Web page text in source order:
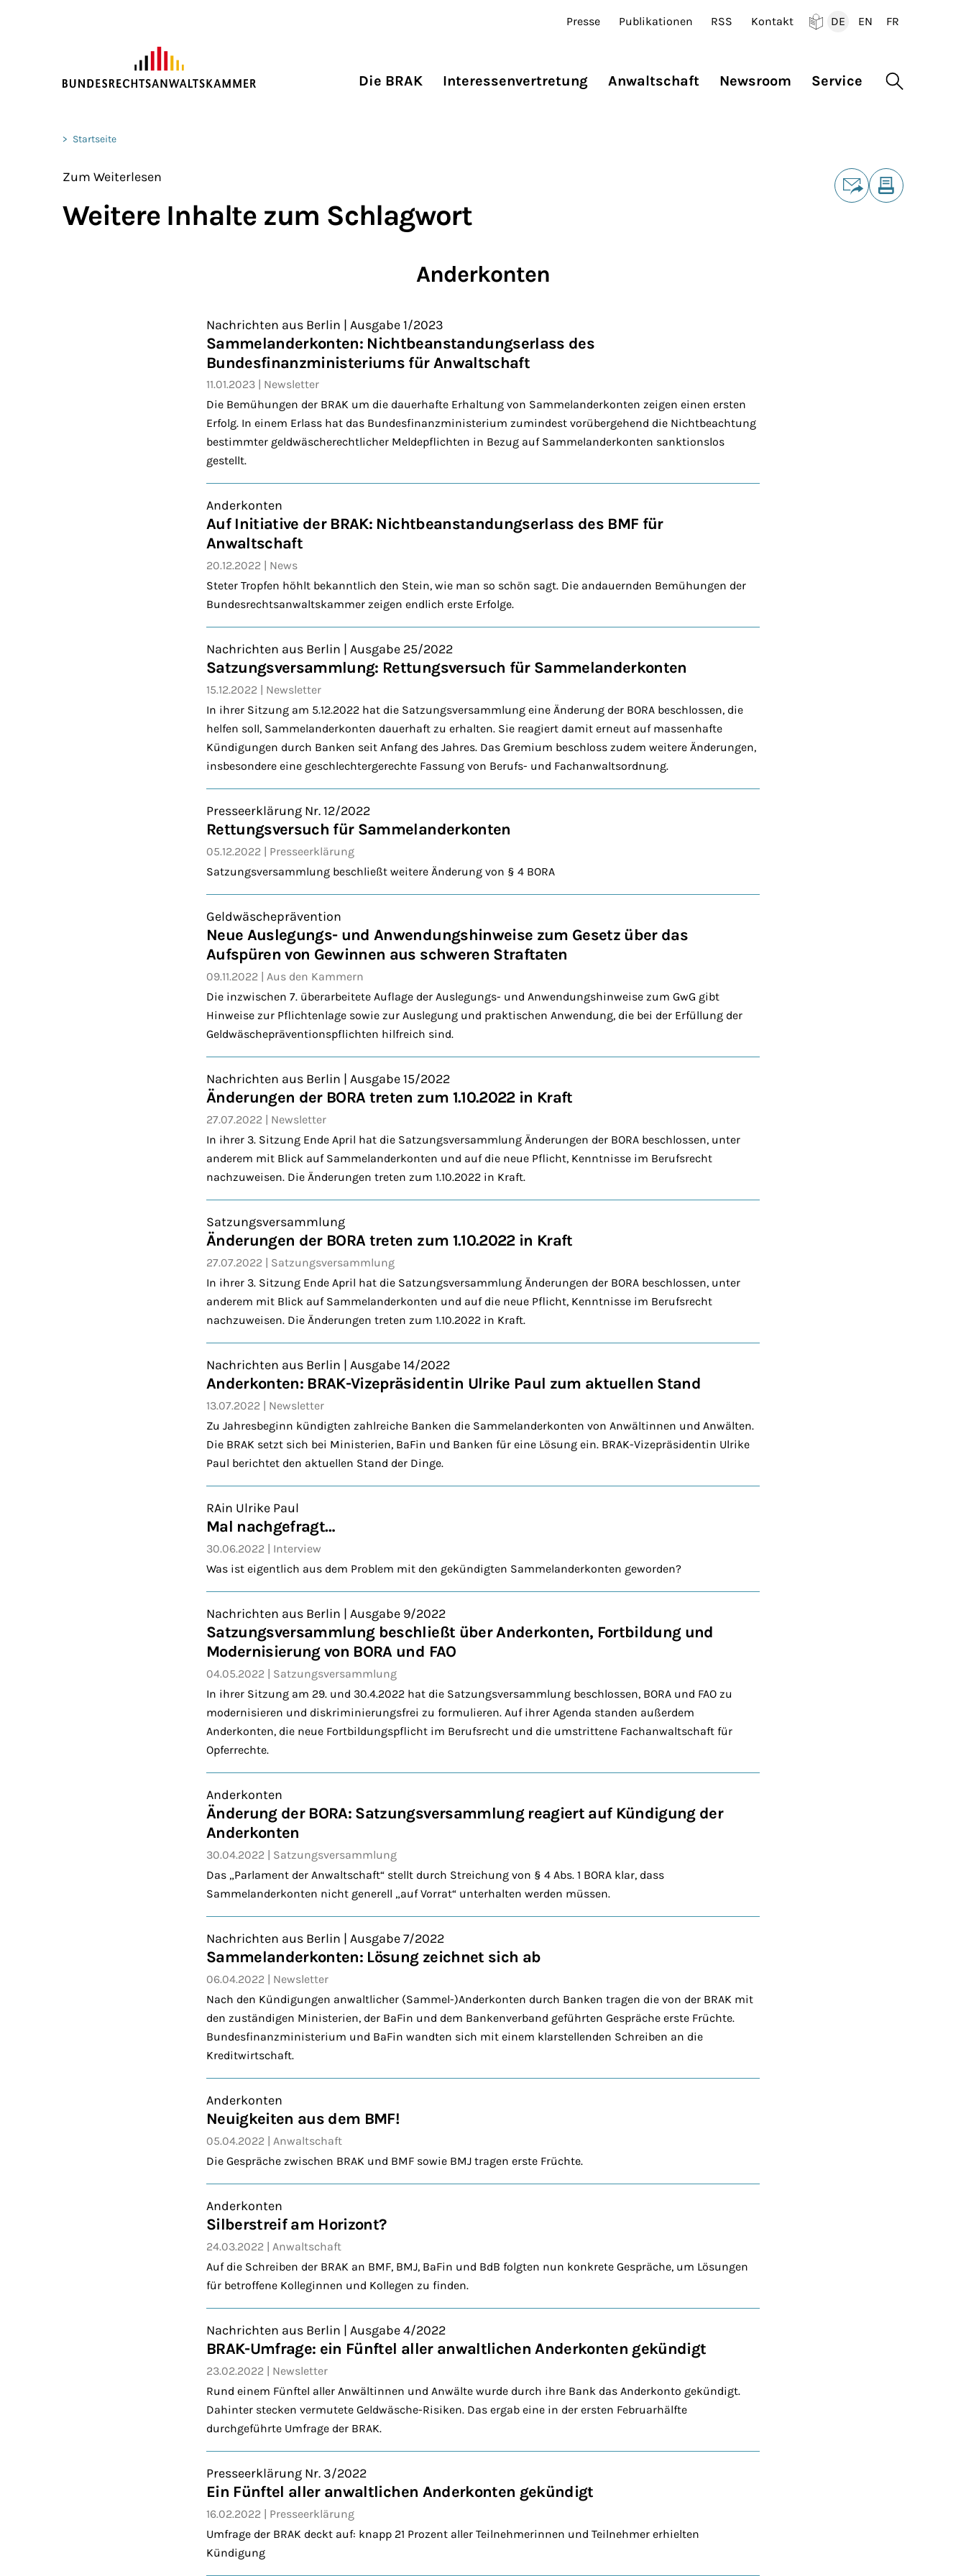
Presse Publikationen RSS Kontakt
DE
EN
FR
Die BRAK Interessenvertretung Anwaltschaft Newsroom Service Suche
Sie befinden sich hier:
> Startseite
Zum Weiterlesen
Weitere Inhalte zum Schlagwort
Anderkonten
Nachrichten aus Berlin | Ausgabe 1/2023
Sammelanderkonten: Nichtbeanstandungserlass des
Bundesfinanzministeriums für Anwaltschaft
11.01.2023
Newsletter
Die Bemühungen der BRAK um die dauerhafte Erhaltung von Sammelanderkonten zeigen einen ersten
Erfolg. In einem Erlass hat das Bundesfinanzministerium zumindest vorübergehend die Nichtbeachtung
bestimmter geldwäscherechtlicher Meldepflichten in Bezug auf Sammelanderkonten sanktionslos
gestellt.
Anderkonten
Auf Initiative der BRAK: Nichtbeanstandungserlass des BMF für
Anwaltschaft
20.12.2022
News
Steter Tropfen höhlt bekanntlich den Stein, wie man so schön sagt. Die andauernden Bemühungen der
Bundesrechtsanwaltskammer zeigen endlich erste Erfolge.
Nachrichten aus Berlin | Ausgabe 25/2022
Satzungsversammlung: Rettungsversuch für Sammelanderkonten
15.12.2022
Newsletter
In ihrer Sitzung am 5.12.2022 hat die Satzungsversammlung eine Änderung der BORA beschlossen, die
helfen soll, Sammelanderkonten dauerhaft zu erhalten. Sie reagiert damit erneut auf massenhafte
Kündigungen durch Banken seit Anfang des Jahres. Das Gremium beschloss zudem weitere Änderungen,
insbesondere eine geschlechtergerechte Fassung von Berufs- und Fachanwaltsordnung.
Presseerklärung Nr. 12/2022
Rettungsversuch für Sammelanderkonten
05.12.2022
Presseerklärung
Satzungsversammlung beschließt weitere Änderung von § 4 BORA
Geldwäscheprävention
Neue Auslegungs- und Anwendungshinweise zum Gesetz über das
Aufspüren von Gewinnen aus schweren Straftaten
09.11.2022
Aus den Kammern
Die inzwischen 7. überarbeitete Auflage der Auslegungs- und Anwendungshinweise zum GwG gibt
Hinweise zur Pflichtenlage sowie zur Auslegung und praktischen Anwendung, die bei der Erfüllung der
Geldwäschepräventionspflichten hilfreich sind.
Nachrichten aus Berlin | Ausgabe 15/2022
Änderungen der BORA treten zum 1.10.2022 in Kraft
27.07.2022
Newsletter
In ihrer 3. Sitzung Ende April hat die Satzungsversammlung Änderungen der BORA beschlossen, unter
anderem mit Blick auf Sammelanderkonten und auf die neue Pflicht, Kenntnisse im Berufsrecht
nachzuweisen. Die Änderungen treten zum 1.10.2022 in Kraft.
Satzungsversammlung
Änderungen der BORA treten zum 1.10.2022 in Kraft
27.07.2022
Satzungsversammlung
In ihrer 3. Sitzung Ende April hat die Satzungsversammlung Änderungen der BORA beschlossen, unter
anderem mit Blick auf Sammelanderkonten und auf die neue Pflicht, Kenntnisse im Berufsrecht
nachzuweisen. Die Änderungen treten zum 1.10.2022 in Kraft.
Nachrichten aus Berlin | Ausgabe 14/2022
Anderkonten: BRAK-Vizepräsidentin Ulrike Paul zum aktuellen Stand
13.07.2022
Newsletter
Zu Jahresbeginn kündigten zahlreiche Banken die Sammelanderkonten von Anwältinnen und Anwälten.
Die BRAK setzt sich bei Ministerien, BaFin und Banken für eine Lösung ein. BRAK-Vizepräsidentin Ulrike
Paul berichtet den aktuellen Stand der Dinge.
RAin Ulrike Paul
Mal nachgefragt…
30.06.2022
Interview
Was ist eigentlich aus dem Problem mit den gekündigten Sammelanderkonten geworden?
Nachrichten aus Berlin | Ausgabe 9/2022
Satzungsversammlung beschließt über Anderkonten, Fortbildung und
Modernisierung von BORA und FAO
04.05.2022
Satzungsversammlung
In ihrer Sitzung am 29. und 30.4.2022 hat die Satzungsversammlung beschlossen, BORA und FAO zu
modernisieren und diskriminierungsfrei zu formulieren. Auf ihrer Agenda standen außerdem
Anderkonten, die neue Fortbildungspflicht im Berufsrecht und die umstrittene Fachanwaltschaft für
Opferrechte.
Anderkonten
Änderung der BORA: Satzungsversammlung reagiert auf Kündigung der
Anderkonten
30.04.2022
Satzungsversammlung
Das „Parlament der Anwaltschaft“ stellt durch Streichung von § 4 Abs. 1 BORA klar, dass
Sammelanderkonten nicht generell „auf Vorrat“ unterhalten werden müssen.
Nachrichten aus Berlin | Ausgabe 7/2022
Sammelanderkonten: Lösung zeichnet sich ab
06.04.2022
Newsletter
Nach den Kündigungen anwaltlicher (Sammel-)Anderkonten durch Banken tragen die von der BRAK mit
den zuständigen Ministerien, der BaFin und dem Bankenverband geführten Gespräche erste Früchte.
Bundesfinanzministerium und BaFin wandten sich mit einem klarstellenden Schreiben an die
Kreditwirtschaft.
Anderkonten
Neuigkeiten aus dem BMF!
05.04.2022
Anwaltschaft
Die Gespräche zwischen BRAK und BMF sowie BMJ tragen erste Früchte.
Anderkonten
Silberstreif am Horizont?
24.03.2022
Anwaltschaft
Auf die Schreiben der BRAK an BMF, BMJ, BaFin und BdB folgten nun konkrete Gespräche, um Lösungen
für betroffene Kolleginnen und Kollegen zu finden.
Nachrichten aus Berlin | Ausgabe 4/2022
BRAK-Umfrage: ein Fünftel aller anwaltlichen Anderkonten gekündigt
23.02.2022
Newsletter
Rund einem Fünftel aller Anwältinnen und Anwälte wurde durch ihre Bank das Anderkonto gekündigt.
Dahinter stecken vermutete Geldwäsche-Risiken. Das ergab eine in der ersten Februarhälfte
durchgeführte Umfrage der BRAK.
Presseerklärung Nr. 3/2022
Ein Fünftel aller anwaltlichen Anderkonten gekündigt
16.02.2022
Presseerklärung
Umfrage der BRAK deckt auf: knapp 21 Prozent aller Teilnehmerinnen und Teilnehmer erhielten
Kündigung